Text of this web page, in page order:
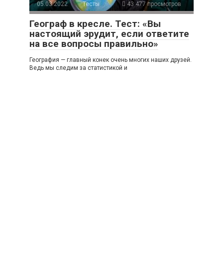
05.03.2022 Тесты 43 477 просмотров
Географ в кресле. Тест: «Вы
настоящий эрудит, если ответите
на все вопросы правильно»
География — главный конек очень многих наших друзей.
Ведь мы следим за статистикой и